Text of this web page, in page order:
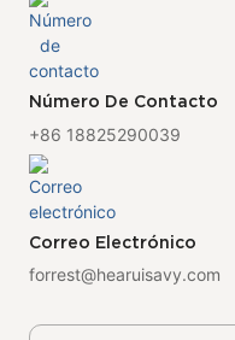
Número De Contacto
+86 18825290039
Correo Electrónico
forrest@hearuisavy.com